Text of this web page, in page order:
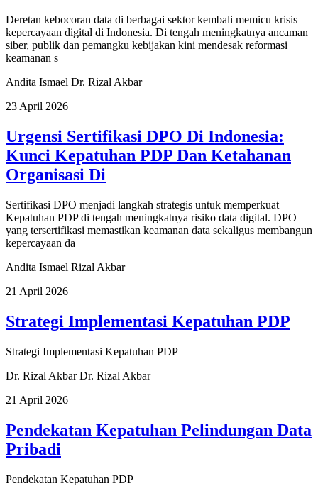
Deretan kebocoran data di berbagai sektor kembali memicu krisis
kepercayaan digital di Indonesia. Di tengah meningkatnya ancaman
siber, publik dan pemangku kebijakan kini mendesak reformasi
keamanan s
Andita Ismael Dr. Rizal Akbar
23 April 2026
Urgensi Sertifikasi DPO Di Indonesia:
Kunci Kepatuhan PDP Dan Ketahanan
Organisasi Di
Sertifikasi DPO menjadi langkah strategis untuk memperkuat
Kepatuhan PDP di tengah meningkatnya risiko data digital. DPO
yang tersertifikasi memastikan keamanan data sekaligus membangun
kepercayaan da
Andita Ismael Rizal Akbar
21 April 2026
Strategi Implementasi Kepatuhan PDP
Strategi Implementasi Kepatuhan PDP
Dr. Rizal AkbarDr. Rizal Akbar
21 April 2026
Pendekatan Kepatuhan Pelindungan Data
Pribadi
Pendekatan Kepatuhan PDP